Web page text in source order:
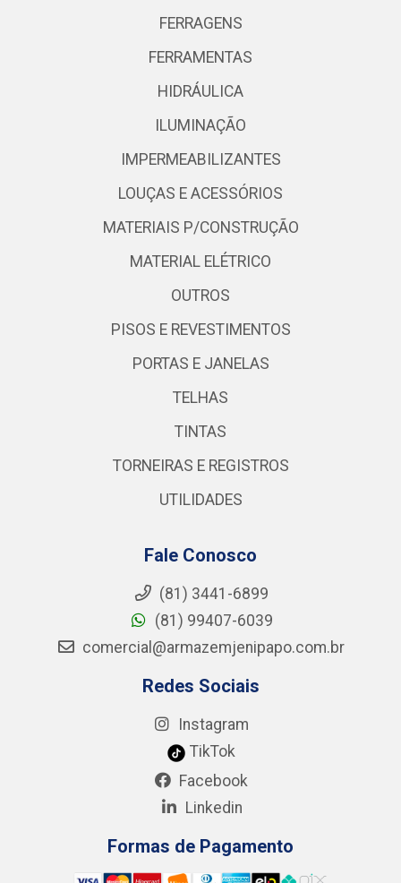
FERRAGENS
FERRAMENTAS
HIDRÁULICA
ILUMINAÇÃO
IMPERMEABILIZANTES
LOUÇAS E ACESSÓRIOS
MATERIAIS P/CONSTRUÇÃO
MATERIAL ELÉTRICO
OUTROS
PISOS E REVESTIMENTOS
PORTAS E JANELAS
TELHAS
TINTAS
TORNEIRAS E REGISTROS
UTILIDADES
Fale Conosco
(81) 3441-6899
(81) 99407-6039
comercial@armazemjenipapo.com.br
Redes Sociais
Instagram
TikTok
Facebook
Linkedin
Formas de Pagamento